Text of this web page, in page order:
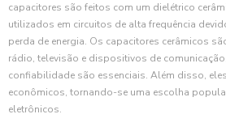
capacitores são feitos com um dielétrico
utilizados em circuitos de alta frequência
perda de energia. Os capacitores cerâmicos
rádio, televisão e dispositivos de
confiabilidade são essenciais. Além disso,
econômicos, tornando-se uma escolha
eletrônicos.